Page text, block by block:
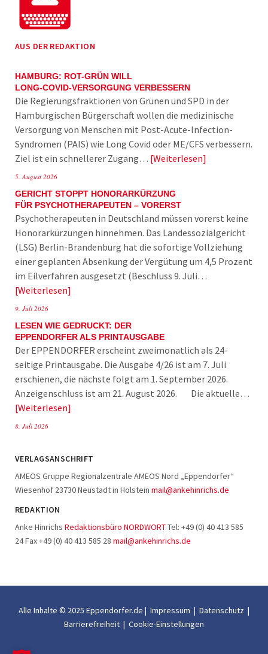
AUS DER REDAKTION
HAMBURG: ROT-GRÜN WILL
LONG-COVID-VERSORGUNG VERBESSERN
Die Regierungsfraktionen von Grünen und SPD in der
Hamburgischen Bürgerschaft wollen die medizinische
Versorgung von Menschen mit Post-Acute-Infection-
Syndromen (PAIS) wie Long Covid oder ME/CFS verbessern.
Ziel ist ein schnellerer Zugang… Weiterlesen
5. August 2026
GERICHT STOPPT HONORARKÜRZUNG
FÜR PSYCHOTHERAPEUTEN – VORERST
Psychotherapeuten in Deutschland müssen vorerst keine
Honorarkürzungen hinnehmen. Das Landessozialgericht
(LSG) Berlin-Brandenburg hat die sofortige Vollziehung
einer geplanten Absenkung der Vergütung um 4,5 Prozent
im Eilverfahren ausgesetzt (Beschluss 9. Juli…
Weiterlesen
9. Juli 2026
LESEN WIE GEDRUCKT: DER
EPPENDORFER ALS PRINTAUSGABE
Der EPPENDORFER erscheint zweimonatlich als 24-
seitige Printausgabe. Die Ausgabe 4/26 ist am 7. Juli
erschienen, die nächste folgt am 1. September 2026.
Anzeigenschluss ist am 21. August 2026. Die aktuelle…
Weiterlesen
8. Juli 2026
VERLAGSANSCHRIFT
AMEOS Gruppe Regionalzentrale AMEOS Nord „Eppendorfer“
Wiesenhof 23730 Neustadt in Holstein mail@ankehinrichs.de
REDAKTION
Anke Hinrichs Redaktionsbüro NORDWORTTel: +49 (0) 40 413 585
24 Fax +49 (0) 40 413 585 28 mail@ankehinrichs.de
Alle Inhalte © 2025 Eppendorfer.de | Impressum | Datenschutz |
Barrierefreiheit | Cookie-Einstellungen